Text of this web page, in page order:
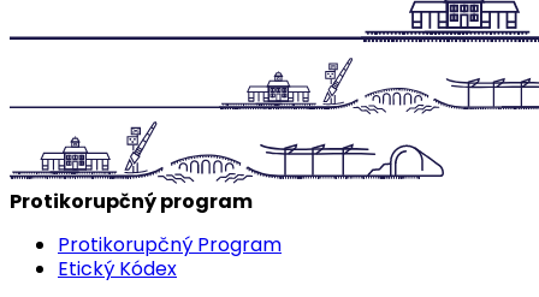
Protikorupčný program
Protikorupčný Program
Etický Kódex